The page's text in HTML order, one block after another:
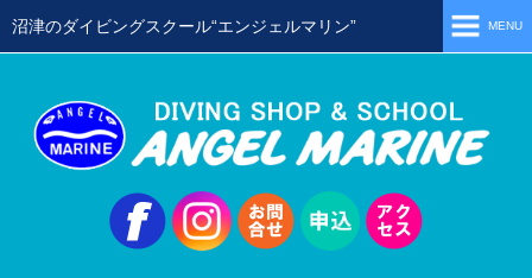
沼津のダイビングスクール“エンジェルマリン” MENU
当店の特徴
スクールメニュー